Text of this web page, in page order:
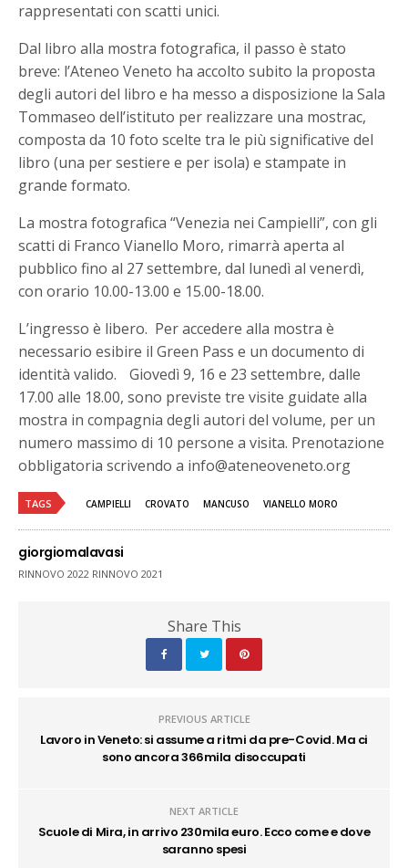
rappresentati con scatti unici.
Dal libro alla mostra fotografica, il passo è stato
breve: l’Ateneo Veneto ha accolto subito la proposta
degli autori del libro e ha messo a disposizione la Sala
Tommaseo dell’istituto per realizzare una mostrac,
composta da 10 foto scelte tra le più significative del
libro (una per sestiere e per isola) e stampate in
grande formato.
La mostra fotografica “Venezia nei Campielli”, con gli
scatti di Franco Vianello Moro, rimarrà aperta al
pubblico fino al 27 settembre, dal lunedì al venerdì,
con orario 10.00-13.00 e 15.00-18.00.
L’ingresso è libero. Per accedere alla mostra è
necessario esibire il Green Pass e un documento di
identità valido. Giovedì 9, 16 e 23 settembre, dalle
17.00 alle 18.00, sono previste tre visite guidate alla
mostra in compagnia degli autori del volume, per un
numero massimo di 10 persone a visita. Prenotazione
obbligatoria scrivendo a info@ateneoveneto.org
TAGS CAMPIELLI CROVATO MANCUSO VIANELLO MORO
giorgiomalavasi
RINNOVO 2022 RINNOVO 2021
Share This
PREVIOUS ARTICLE
Lavoro in Veneto: si assume a ritmi da pre-Covid. Ma ci
sono ancora 366mila disoccupati
NEXT ARTICLE
Scuole di Mira, in arrivo 230mila euro. Ecco come e dove
saranno spesi